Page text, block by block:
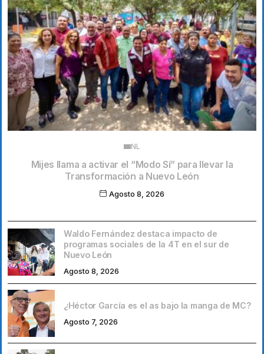
NL
Mijes llama a activar el “Modo Sí” para llevar la
Transformación a Nuevo León
Agosto 8, 2026
Waldo Fernández destaca impacto de
programas sociales de la 4T en el sur de
Nuevo León
Agosto 8, 2026
¿Héctor García es el as bajo la manga de MC?
Agosto 7, 2026